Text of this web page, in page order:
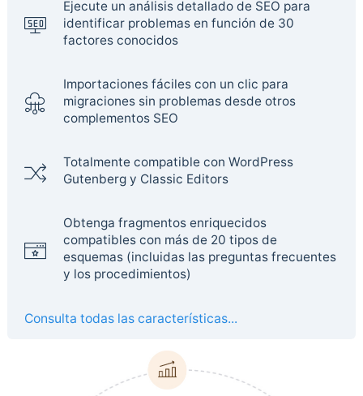
Ejecute un análisis detallado de SEO para
identificar problemas en función de 30
factores conocidos
Importaciones fáciles con un clic para
migraciones sin problemas desde otros
complementos SEO
Totalmente compatible con WordPress
Gutenberg y Classic Editors
Obtenga fragmentos enriquecidos
compatibles con más de 20 tipos de
esquemas (incluidas las preguntas frecuentes
y los procedimientos)
Consulta todas las características...